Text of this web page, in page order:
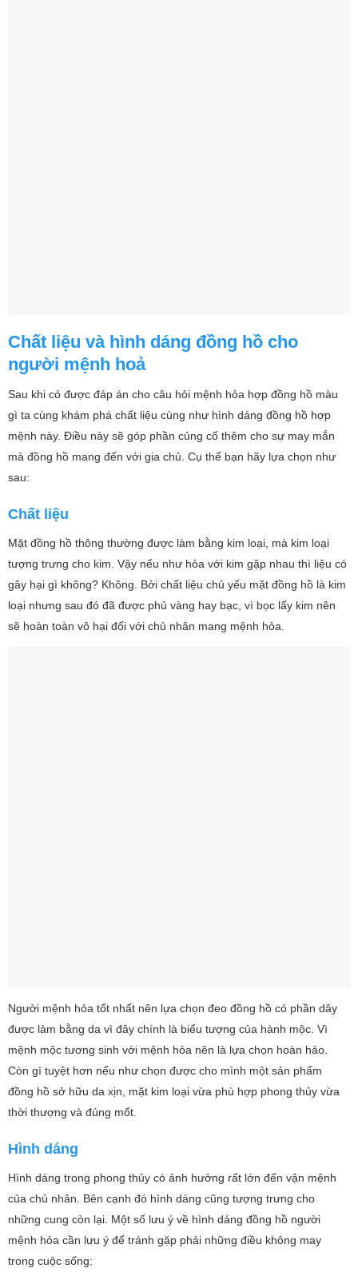
Chất liệu và hình dáng đồng hồ cho
người mệnh hoả
Sau khi có được đáp án cho câu hỏi mệnh hỏa hợp đồng hồ màu
gì ta cùng khám phá chất liệu cùng như hình dáng đồng hồ hợp
mệnh này. Điều này sẽ góp phần củng cố thêm cho sự may mắn
mà đồng hồ mang đến với gia chủ. Cụ thể bạn hãy lựa chọn như
sau:
Chất liệu
Mặt đồng hồ thông thường được làm bằng kim loại, mà kim loại
tượng trưng cho kim. Vậy nếu như hỏa với kim gặp nhau thì liệu có
gây hại gì không? Không. Bởi chất liệu chủ yếu mặt đồng hồ là kim
loại nhưng sau đó đã được phủ vàng hay bạc, vì bọc lấy kim nên
sẽ hoàn toàn vô hại đối với chủ nhân mang mệnh hỏa.
Người mệnh hỏa tốt nhất nên lựa chọn đeo đồng hồ có phần dây
được làm bằng da vì đây chính là biểu tượng của hành mộc. Vì
mệnh mộc tương sinh với mệnh hỏa nên là lựa chọn hoàn hảo.
Còn gì tuyệt hơn nếu như chọn được cho mình một sản phẩm
đồng hồ sở hữu da xịn, mặt kim loại vừa phù hợp phong thủy vừa
thời thượng và đúng mốt.
Hình dáng
Hình dáng trong phong thủy có ảnh hưởng rất lớn đến vận mệnh
của chủ nhân. Bên cạnh đó hình dáng cũng tượng trưng cho
những cung còn lại. Một số lưu ý về hình dáng đồng hồ người
mệnh hỏa cần lưu ý để tránh gặp phải những điều không may
trong cuộc sống: